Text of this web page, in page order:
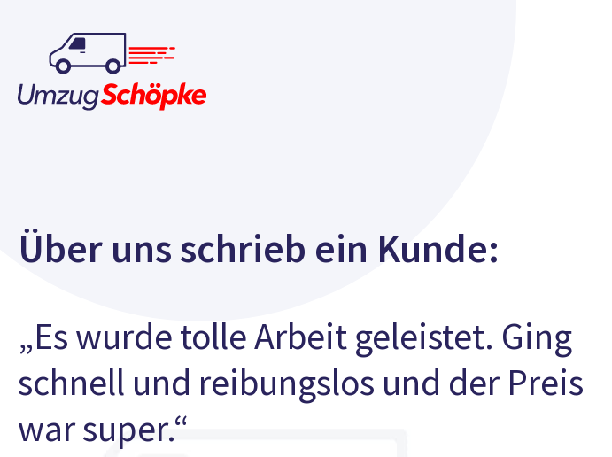
Über uns schrieb ein Kunde:
„Es wurde tolle Arbeit geleistet. Ging
schnell und reibungslos und der Preis
war super.“